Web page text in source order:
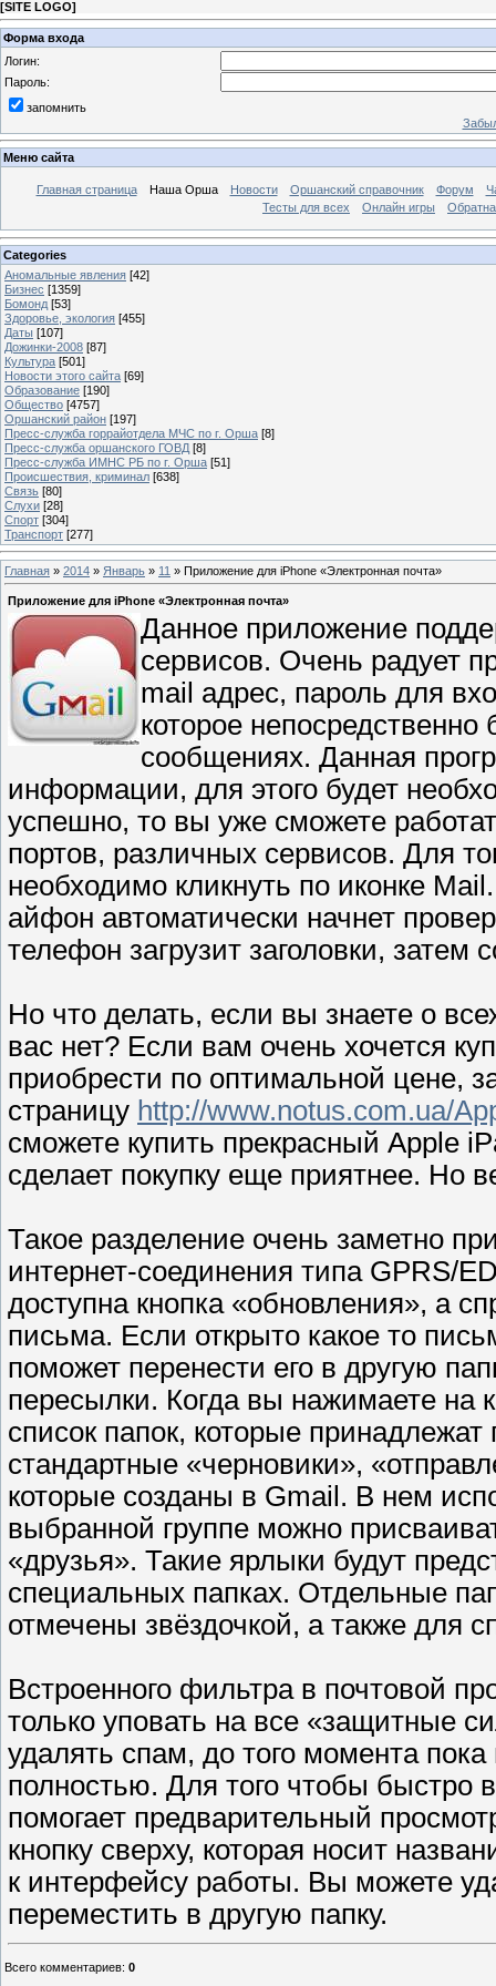
[SITE LOGO]
Форма входа
Логин:
Пароль:
запомнить
Меню сайта
Главная страница Наша Орша Новости Оршанский справочник Форум
Тесты для всех
Онлайн игры
Categories
Аномальные явления [42]
Бизнес [1359]
Бомонд [53]
Здоровье, экология [455]
Даты [107]
Дожинки-2008 [87]
Культура [501]
Новости этого сайта [69]
Образование [190]
Общество [4757]
Оршанский район [197]
Пресс-служба горрайотдела МЧС по г. Орша [8]
Пресс-служба оршанского ГОВД [8]
Пресс-служба ИМНС РБ по г. Орша [51]
Проиcшествия, криминал [638]
Связь [80]
Слухи [28]
Спорт [304]
Транспорт [277]
Главная » 2014 » Январь » 11 » Приложение для iPhone «Электронная почта»
Приложение для iPhone «Электронная почта»
Данное приложение
сервисов. Очень радует
mail адрес, пароль для
которое
сообщениях. Данная
информации, для этого будет
успешно, то вы уже сможете
портов, различных сервисов. Для
необходимо кликнуть по иконке
айфон автоматически начнет
телефон загрузит заголовки, затем
Но что делать, если вы знаете о
вас нет? Если вам очень хочется
приобрести по оптимальной цене,
страницу http://www.notus.com.ua/
сможете купить прекрасный Apple
сделает покупку еще приятнее. Но
Такое разделение очень заметно
интернет-соединения типа GPRS/
доступна кнопка «обновления», а
письма. Если открыто какое то
поможет перенести его в другую
пересылки. Когда вы нажимаете на
список папок, которые
стандартные «черновики»,
которые созданы в Gmail. В нем
выбранной группе можно
«друзья». Такие ярлыки будут
специальных папках. Отдельные
отмечены звёздочкой, а также для
Встроенного фильтра в почтовой
только уповать на все «защитные
удалять спам, до того момента пока
полностью. Для того чтобы быстро
помогает предварительный
кнопку сверху, которая носит
к интерфейсу работы. Вы можете
переместить в другую папку.
Всего комментариев: 0